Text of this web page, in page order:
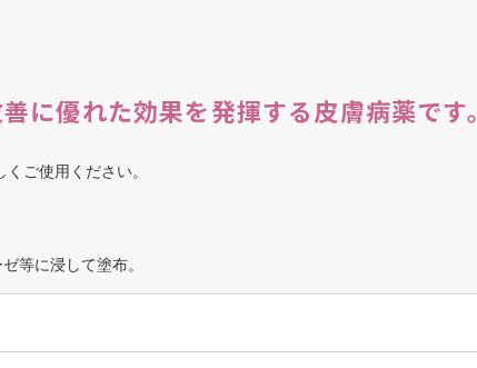
に優れた効果を発揮する皮膚病薬です。
ご使用ください。
等に浸して塗布。